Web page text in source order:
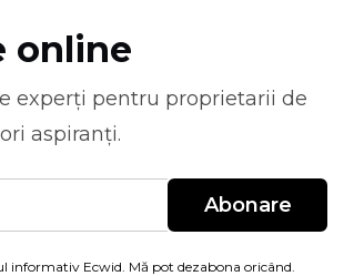
online
experți pentru proprietarii de
aspiranți.
Abonare
informativ Ecwid. Mă pot dezabona oricând.